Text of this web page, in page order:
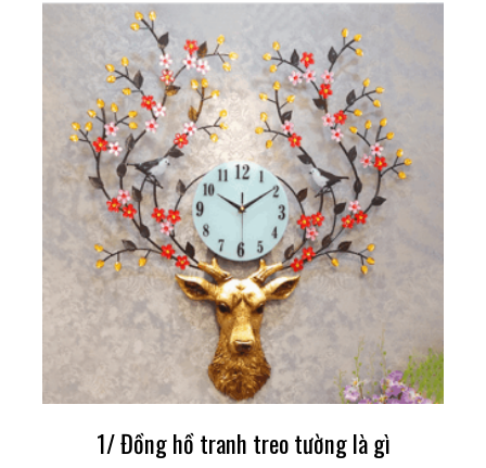
1/ Đồng hồ tranh treo tường là gì